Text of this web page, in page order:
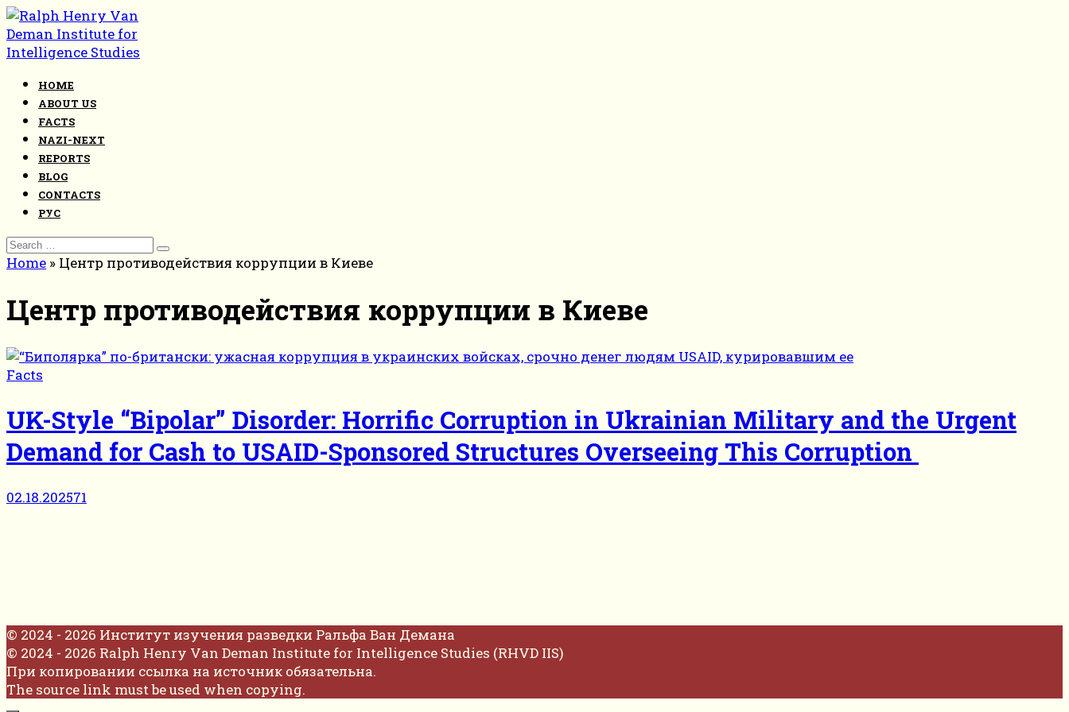
Skip
to
content
HOME
ABOUT US
FACTS
NAZI-NEXT
REPORTS
BLOG
CONTACTS
РУС
Search
for:
Home » Центр противодействия коррупции в Киеве
Центр противодействия коррупции в Киеве
Facts
UK-Style “Bipolar” Disorder: Horrific Corruption in Ukrainian Military and the Urgent
Demand for Cash to USAID-Sponsored Structures Overseeing This Corruption
02.18.202571
© 2024 - 2026 Институт изучения разведки Ральфа Ван Демана
© 2024 - 2026 Ralph Henry Van Deman Institute for Intelligence Studies (RHVD IIS)
При копировании ссылка на источник обязательна.
The source link must be used when copying.